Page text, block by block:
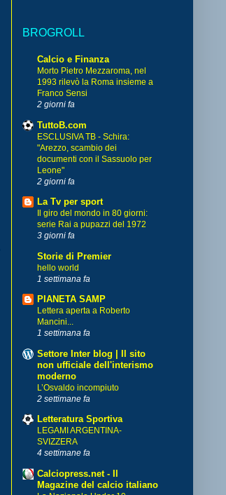
BROGROLL
Calcio e Finanza
Morto Pietro Mezzaroma, nel
1993 rilevò la Roma insieme a
Franco Sensi
2 giorni fa
TuttoB.com
ESCLUSIVA TB - Schira:
"Arezzo, scambio dei
documenti con il Sassuolo per
Leone"
2 giorni fa
La Tv per sport
Il giro del mondo in 80 giorni:
serie Rai a pupazzi del 1972
3 giorni fa
Storie di Premier
hello world
1 settimana fa
PIANETA SAMP
Lettera aperta a Roberto
Mancini...
1 settimana fa
Settore Inter blog | Il sito
non ufficiale dell'interismo
moderno
L’Osvaldo incompiuto
2 settimane fa
Letteratura Sportiva
LEGAMI ARGENTINA-
SVIZZERA
4 settimane fa
Calciopress.net - Il
Magazine del calcio italiano